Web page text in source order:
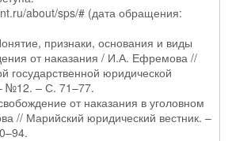
about/sps/# (дата обращения:
признаки, основания и виды
от наказания / И.А. Ефремова //
государственной юридической
№12. – С. 71–77.
от наказания в уголовном
// Марийский юридический вестник. –